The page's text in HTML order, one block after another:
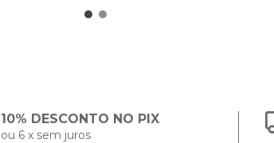
10% DESCONTO NO PIX
ou 6 x sem juros